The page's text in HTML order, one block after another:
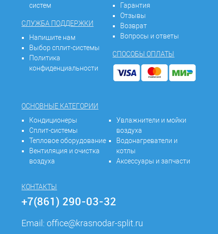
систем
СЛУЖБА ПОДДЕРЖКИ
Напишите нам
Выбор сплит-системы
Политика
конфиденциальности
Гарантия
Отзывы
Возврат
Вопросы и ответы
СПОСОБЫ ОПЛАТЫ
ОСНОВНЫЕ КАТЕГОРИИ
Кондиционеры
Сплит-системы
Тепловое оборудование
Вентиляция и очистка
воздуха
Увлажнители и мойки
воздуха
Водонагреватели и
котлы
Аксессуары и запчасти
КОНТАКТЫ
+7(861) 290-03-32
Email:office@krasnodar-split.ru